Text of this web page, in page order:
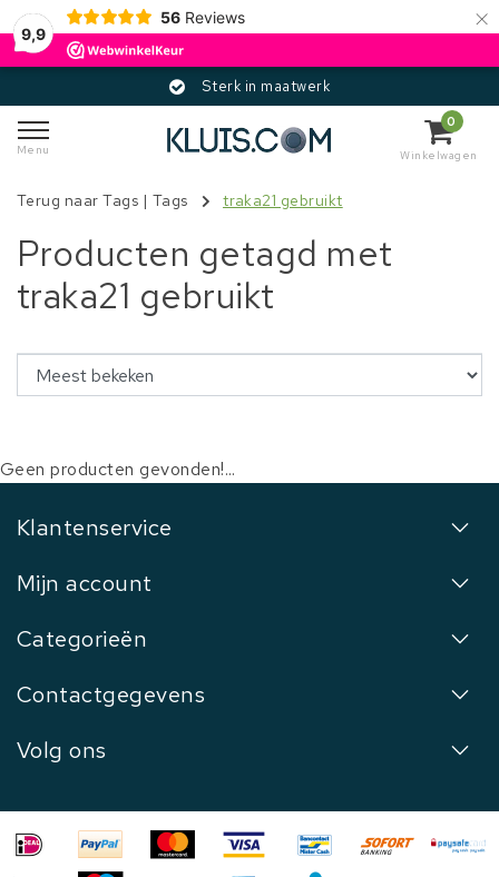
9,9
56 Reviews ×
Sterk in maatwerk
Menu
0
Winkelwagen
Terug naar Tags | Tags traka21 gebruikt
Producten getagd met
traka21 gebruikt
Geen producten gevonden!...
Klantenservice
Mijn account
Categorieën
Contactgegevens
Volg ons